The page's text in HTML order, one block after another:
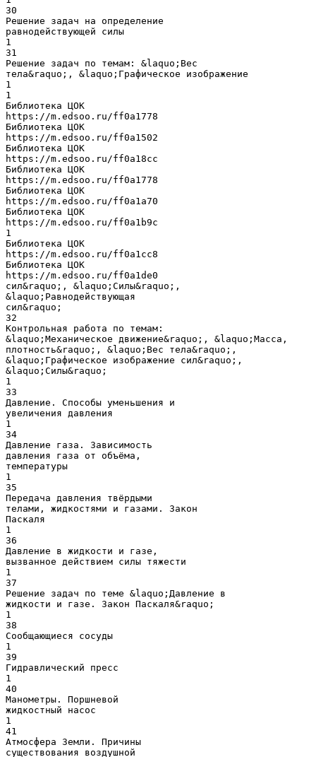
30
Решение задач на определение
равнодействующей силы
1
31
Решение задач по темам: &laquo;Вес
тела&raquo;, &laquo;Графическое изображение
1
1
Библиотека ЦОК
https://m.edsoo.ru/ff0a1778
Библиотека ЦОК
https://m.edsoo.ru/ff0a1502
Библиотека ЦОК
https://m.edsoo.ru/ff0a18cc
Библиотека ЦОК
https://m.edsoo.ru/ff0a1778
Библиотека ЦОК
https://m.edsoo.ru/ff0a1a70
Библиотека ЦОК
https://m.edsoo.ru/ff0a1b9c
1
Библиотека ЦОК
https://m.edsoo.ru/ff0a1cc8
Библиотека ЦОК
https://m.edsoo.ru/ff0a1de0
сил&raquo;, &laquo;Силы&raquo;,
&laquo;Равнодействующая
сил&raquo;
32
Контрольная работа по темам:
&laquo;Механическое движение&raquo;, &laquo;Масса,
плотность&raquo;, &laquo;Вес тела&raquo;,
&laquo;Графическое изображение сил&raquo;,
&laquo;Силы&raquo;
1
33
Давление. Способы уменьшения и
увеличения давления
1
34
Давление газа. Зависимость
давления газа от объёма,
температуры
1
35
Передача давления твёрдыми
телами, жидкостями и газами. Закон
Паскаля
1
36
Давление в жидкости и газе,
вызванное действием силы тяжести
1
37
Решение задач по теме &laquo;Давление в
жидкости и газе. Закон Паскаля&raquo;
1
38
Сообщающиеся сосуды
1
39
Гидравлический пресс
1
40
Манометры. Поршневой
жидкостный насос
1
41
Атмосфера Земли. Причины
существования воздушной